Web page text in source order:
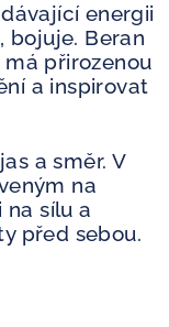
energii
bojuje. Beran
přirozenou
a inspirovat
a směr. V
na
sílu a
před sebou.